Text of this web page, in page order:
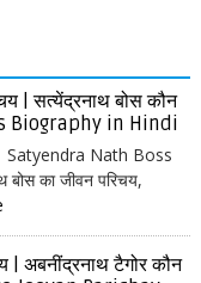
| सत्येंद्रनाथ बोस कौन
Biography in Hindi
Satyendra Nath Boss
का जीवन परिचय,
| अबनींद्रनाथ टैगोर कौन